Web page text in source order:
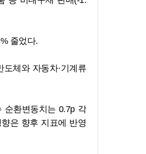
줄었다.
체와 자동차·기계류
순환변동치는 0.7p 각
은 향후 지표에 반영